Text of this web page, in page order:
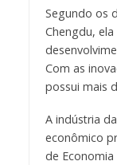
Segundo os
Chengdu,
Com as
possui mais
A indústria
econômico
de